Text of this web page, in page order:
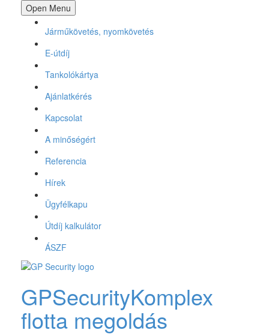
Open Menu
Járműkövetés, nyomkövetés
E-útdíj
Tankolókártya
Ajánlatkérés
Kapcsolat
A minőségért
Referencia
Hírek
Ügyfélkapu
Útdíj kalkulátor
ÁSZF
GPSecurityKomplex
flotta megoldás